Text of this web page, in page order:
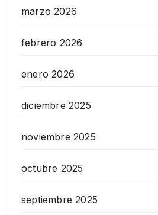
marzo 2026
febrero 2026
enero 2026
diciembre 2025
noviembre 2025
octubre 2025
septiembre 2025